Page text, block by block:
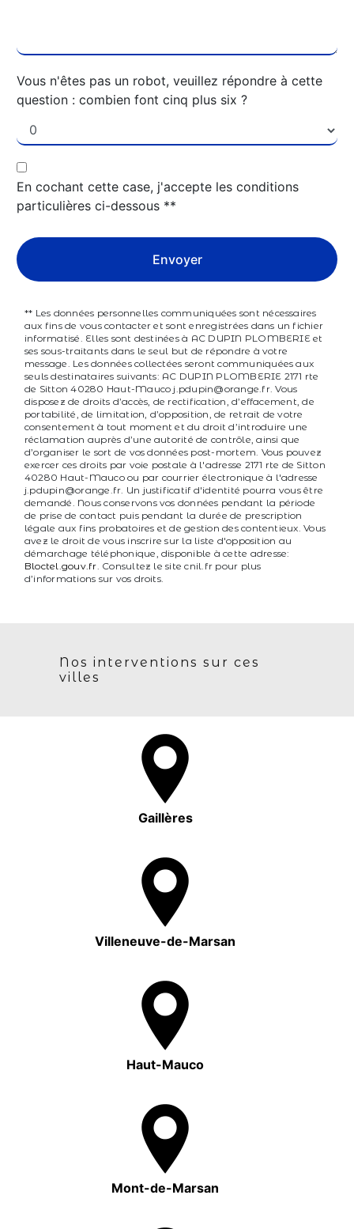
Vous n'êtes pas un robot, veuillez répondre à cette
question : combien font cinq plus six ?
En cochant cette case, j'accepte les conditions
particulières ci-dessous **
Envoyer
** Les données personnelles communiquées sont nécessaires
aux fins de vous contacter et sont enregistrées dans un fichier
informatisé. Elles sont destinées à AC DUPIN PLOMBERIE et
ses sous-traitants dans le seul but de répondre à votre
message. Les données collectées seront communiquées aux
seuls destinataires suivants: AC DUPIN PLOMBERIE 2171 rte
de Sitton 40280 Haut-Mauco j.pdupin@orange.fr. Vous
disposez de droits d’accès, de rectification, d’effacement, de
portabilité, de limitation, d’opposition, de retrait de votre
consentement à tout moment et du droit d’introduire une
réclamation auprès d’une autorité de contrôle, ainsi que
d’organiser le sort de vos données post-mortem. Vous pouvez
exercer ces droits par voie postale à l'adresse 2171 rte de Sitton
40280 Haut-Mauco ou par courrier électronique à l'adresse
j.pdupin@orange.fr. Un justificatif d'identité pourra vous être
demandé. Nous conservons vos données pendant la période
de prise de contact puis pendant la durée de prescription
légale aux fins probatoires et de gestion des contentieux. Vous
avez le droit de vous inscrire sur la liste d'opposition au
démarchage téléphonique, disponible à cette adresse:
Bloctel.gouv.fr . Consultez le site cnil.fr pour plus
d’informations sur vos droits.
Nos interventions sur ces
villes
Gaillères
Villeneuve-de-Marsan
Haut-Mauco
Mont-de-Marsan